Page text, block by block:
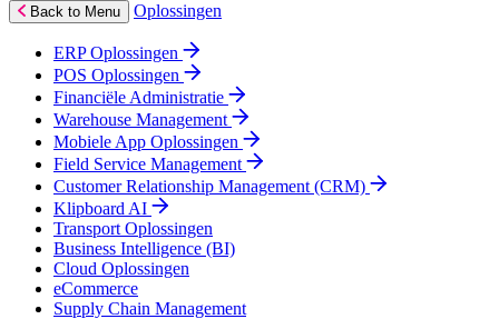
Back to Menu Oplossingen
ERP Oplossingen
POS Oplossingen
Financiële Administratie
Warehouse Management
Mobiele App Oplossingen
Field Service Management
Customer Relationship Management (CRM)
Klipboard AI
Transport Oplossingen
Business Intelligence (BI)
Cloud Oplossingen
eCommerce
Supply Chain Management